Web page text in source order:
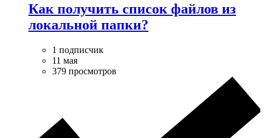
Как получить список файлов из
локальной папки?
1 подписчик
11 мая
379 просмотров